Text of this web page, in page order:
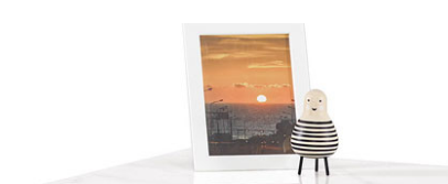
@dershin）
狀態與完整包裝。鑑賞期間若發生非本司因素致
台北市、新北市地區固定每周(三)、(日)兩天收送貨
本公司部份商品無維修服務，超過7日鑑賞期，商
為因素導致商品損壞、零件短缺，則維修、搬運
者同意將會進行維修)。